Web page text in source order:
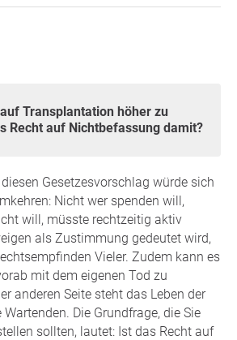
Recht auf Nichtbefassung damit?
Gesetzesvorschlag würde sich
Nicht wer spenden will,
will, müsste rechtzeitig aktiv
als Zustimmung gedeutet wird,
Vieler. Zudem kann es
mit dem eigenen Tod zu
anderen Seite steht das Leben der
Die Grundfrage, die Sie
sollten, lautet: Ist das Recht auf